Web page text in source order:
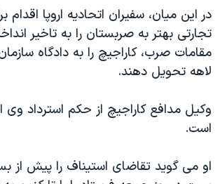
نرگس محمدی برنده جایزه نوبل صلح
همایش محافظه‌کاران آمریکا «سی‌پک»
صفحه‌های ویژه
در این میان، سفیران اتحادیه اروپا
تجارتی بهتر به صربستان را به تاخیر
مقامات صرب، کاراجیچ را به دادگاه
لاهه تحویل دهند.
وکیل مدافع کاراجیچ از حکم استرداد وی
است.
او می گوید تقاضای استیناف را پیش از